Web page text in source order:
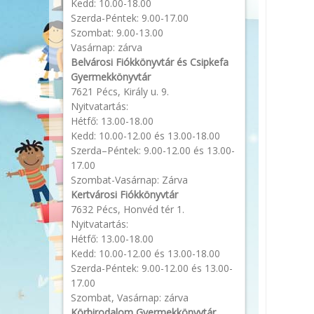
Kedd: 10.00-18.00
Szerda-Péntek: 9.00-17.00
Szombat: 9.00-13.00
Vasárnap: zárva
Belvárosi Fiókkönyvtár és Csipkefa
Gyermekkönyvtár
7621 Pécs, Király u. 9.
Nyitvatartás:
Hétfő: 13.00-18.00
Kedd: 10.00-12.00 és 13.00-18.00
Szerda–Péntek: 9.00-12.00 és 13.00-
17.00
Szombat-Vasárnap: Zárva
Kertvárosi Fiókkönyvtár
7632 Pécs, Honvéd tér 1.
Nyitvatartás:
Hétfő: 13.00-18.00
Kedd: 10.00-12.00 és 13.00-18.00
Szerda-Péntek: 9.00-12.00 és 13.00-
17.00
Szombat, Vasárnap: zárva